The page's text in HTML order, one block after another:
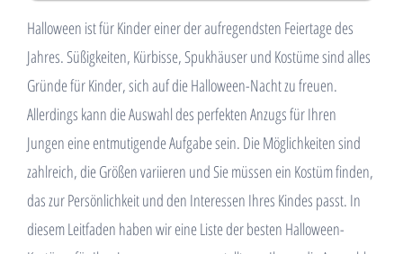
Halloween ist für Kinder einer der aufregendsten Feiertage des
Jahres. Süßigkeiten, Kürbisse, Spukhäuser und Kostüme sind alles
Gründe für Kinder, sich auf die Halloween-Nacht zu freuen.
Allerdings kann die Auswahl des perfekten Anzugs für Ihren
Jungen eine entmutigende Aufgabe sein. Die Möglichkeiten sind
zahlreich, die Größen variieren und Sie müssen ein Kostüm finden,
das zur Persönlichkeit und den Interessen Ihres Kindes passt. In
diesem Leitfaden haben wir eine Liste der besten Halloween-